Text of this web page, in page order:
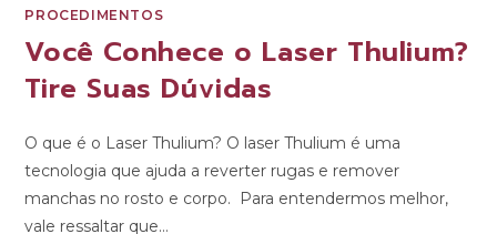
PROCEDIMENTOS
Você Conhece o Laser Thulium?
Tire Suas Dúvidas
O que é o Laser Thulium? O laser Thulium é uma
tecnologia que ajuda a reverter rugas e remover
manchas no rosto e corpo. Para entendermos melhor,
vale ressaltar que…